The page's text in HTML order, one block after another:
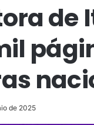
de
de 2025